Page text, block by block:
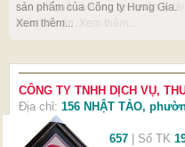
sản phẩm của Công ty Hưng Gia.
Xem thêm...
cao kết quả và năng lực quản lý tài
chính dự án. Xem thêm...
CÔNG TY TNHH DỊCH VỤ,
Địa chỉ: 156 NHẬT TẢO,
(Xembản đồ
MS thuế0304398657 | Số TK